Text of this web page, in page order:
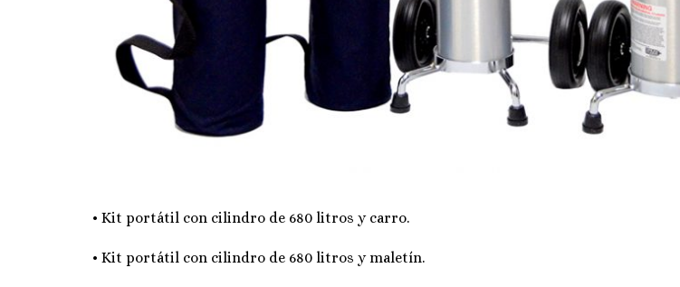
• Kit portátil con cilindro de 680 litros y carro.
• Kit portátil con cilindro de 680 litros y maletín.